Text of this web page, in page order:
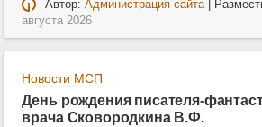
Автор: Администрация сайта|
августа 2026
Новости МСП
День рождения писателя-
врача Сковородкина В.Ф.